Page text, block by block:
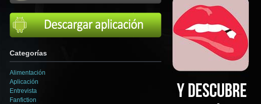
Categorías
Alimentación
Aplicación
Entrevista
Fanfiction